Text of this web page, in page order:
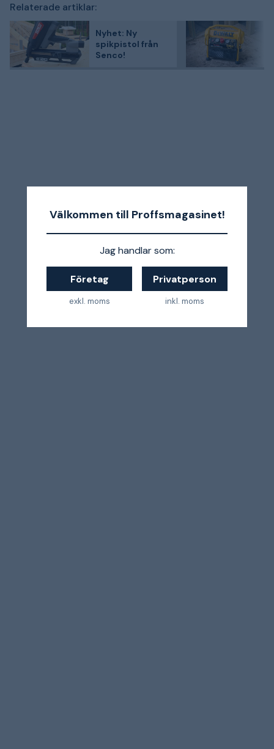
Välkommen till Proffsmagasinet!
Jag handlar som:
Företag
exkl. moms
Privatperson
inkl. moms
Relaterade artiklar:
Nyhet: Ny
spikpistol från
Senco!